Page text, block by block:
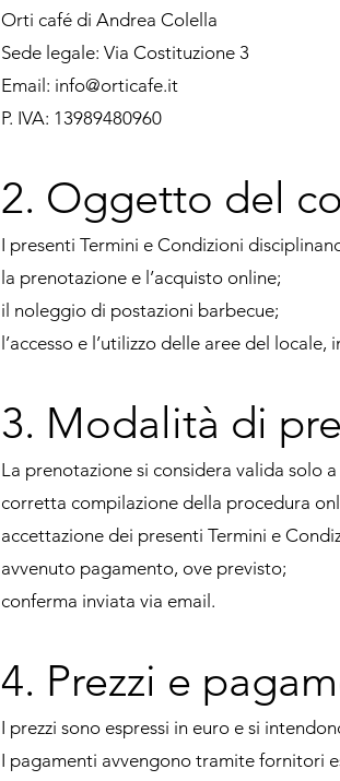
Orti café di Andrea Colella
Sede legale: Via Costituzione 3
Email: info@orticafe.it
P. IVA: 13989480960
2. Oggetto del
I presenti Termini e Condizioni
la prenotazione e l’acquisto online;
il noleggio di postazioni barbecue;
l’accesso e l’utilizzo delle aree del
3. Modalità di
La prenotazione si considera valida solo
corretta compilazione della procedura
accettazione dei presenti Termini e
avvenuto pagamento, ove previsto;
conferma inviata via email.
4. Prezzi e
I prezzi sono espressi in euro e si
I pagamenti avvengono tramite fornitori